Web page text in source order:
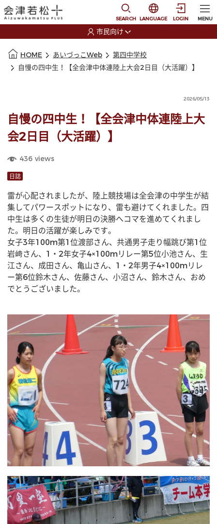
SEARCH
選択すると言語の切
LANGUAGE LOGIN MENU
市民向け
HOME あいづっこWeb
第四中学校
自慢の四中生！【全会津中体連陸上大会2日目（大活躍）】
2026/05/13
自慢の四中生！【全会津中体連陸上大
会2日目（大活躍）】
436 views
日誌
雷が心配されましたが、陸上競技場は全会津の中学生が結
集してパワースポットになり、雷も避けてくれました。四
中生は多くの生徒が明日の決勝へコマを進めてくれまし
た。明日の活躍が楽しみです。
女子3年100m第1位渡部さん、共通男子走り幅跳び第1位
岩﨑さん、1・2年女子4×100mリレー第5位小池さん、生
江さん、成田さん、亀山さん、1・2年男子4×100mリレ
ー第6位鈴木さん、佐藤さん、小沼さん、鈴木さん、おめ
でとうございました。